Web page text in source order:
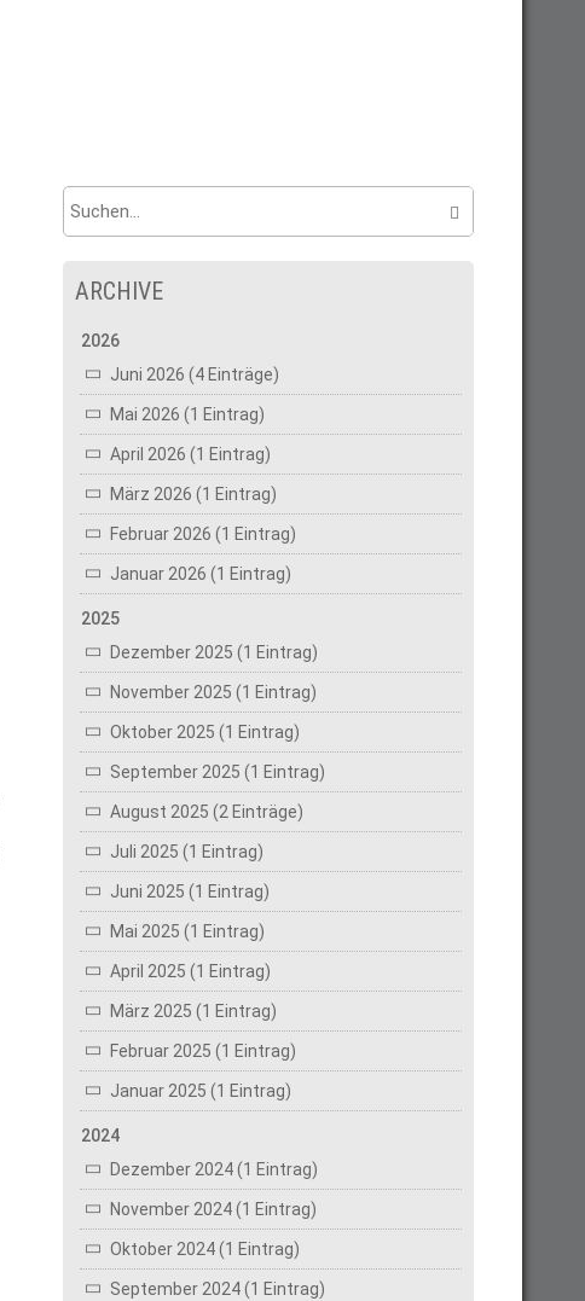
ARCHIVE
2026
Juni 2026 (4 Einträge)
Mai 2026 (1 Eintrag)
April 2026 (1 Eintrag)
März 2026 (1 Eintrag)
Februar 2026 (1 Eintrag)
Januar 2026 (1 Eintrag)
2025
Dezember 2025 (1 Eintrag)
November 2025 (1 Eintrag)
Oktober 2025 (1 Eintrag)
September 2025 (1 Eintrag)
August 2025 (2 Einträge)
Juli 2025 (1 Eintrag)
Juni 2025 (1 Eintrag)
Mai 2025 (1 Eintrag)
April 2025 (1 Eintrag)
März 2025 (1 Eintrag)
Februar 2025 (1 Eintrag)
Januar 2025 (1 Eintrag)
2024
Dezember 2024 (1 Eintrag)
November 2024 (1 Eintrag)
Oktober 2024 (1 Eintrag)
September 2024 (1 Eintrag)